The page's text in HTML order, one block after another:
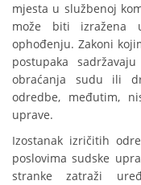
mjesta u službenoj
može biti izražena
ophođenju. Zakoni
postupaka
obraćanja sudu ili
odredbe, međutim,
uprave.
Izostanak izričitih
poslovima sudske
stranke zatraži